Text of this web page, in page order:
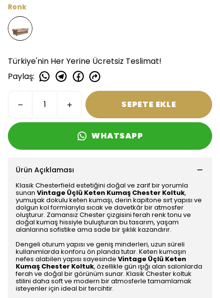
Renk
Türkiye'nin Her Yerine Ücretsiz Teslimat!
Paylaş:
SEPETE EKLE
WHATSAPP
Ürün Açıklaması
Klasik Chesterfield estetiğini doğal ve zarif bir yorumla
sunan Vintage Üçlü Keten Kumaş Chester Koltuk,
yumuşak dokulu keten kumaşı, derin kapitone sırt yapısı ve
dolgun kol formlarıyla sıcak ve davetkâr bir atmosfer
oluşturur. Zamansız Chester çizgisini ferah renk tonu ve
doğal kumaş hissiyle buluşturan bu tasarım, yaşam
alanlarına sofistike ama sade bir şıklık kazandırır.
Dengeli oturum yapısı ve geniş minderleri, uzun süreli
kullanımlarda konforu ön planda tutar. Keten kumaşın
nefes alabilen yapısı sayesinde Vintage Üçlü Keten
Kumaş Chester Koltuk, özellikle gün ışığı alan salonlarda
ferah ve doğal bir görünüm sunar. Klasik Chester koltuk
stilini daha soft ve modern bir atmosferle tamamlamak
isteyenler için ideal bir tercihtir.